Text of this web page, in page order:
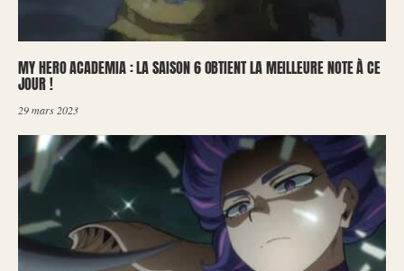
MY HERO ACADEMIA : LA SAISON 6 OBTIENT LA MEILLEURE NOTE À CE
JOUR !
29 mars 2023